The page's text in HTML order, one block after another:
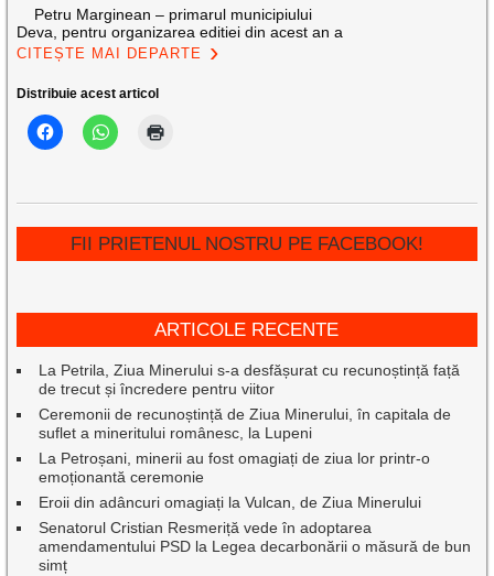
Petru Marginean – primarul municipiului
Deva, pentru organizarea editiei din acest an a
CITEȘTE MAI DEPARTE
Distribuie acest articol
FII PRIETENUL NOSTRU PE FACEBOOK!
ARTICOLE RECENTE
La Petrila, Ziua Minerului s-a desfășurat cu recunoștință față
de trecut și încredere pentru viitor
Ceremonii de recunoștință de Ziua Minerului, în capitala de
suflet a mineritului românesc, la Lupeni
La Petroșani, minerii au fost omagiați de ziua lor printr-o
emoționantă ceremonie
Eroii din adâncuri omagiați la Vulcan, de Ziua Minerului
Senatorul Cristian Resmeriță vede în adoptarea
amendamentului PSD la Legea decarbonării o măsură de bun
simț